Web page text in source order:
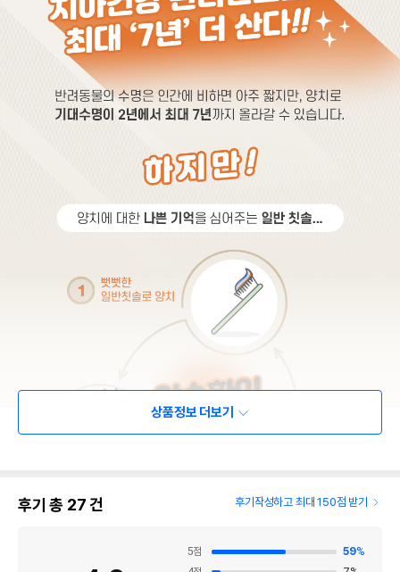
상품정보 더보기
후기 총 27건 후기작성하고 최대 150점 받기
5점 59%